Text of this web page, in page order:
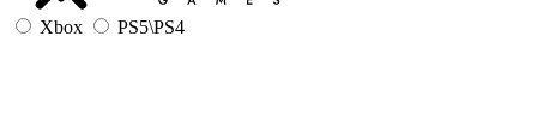
Xbox PS5\PS4